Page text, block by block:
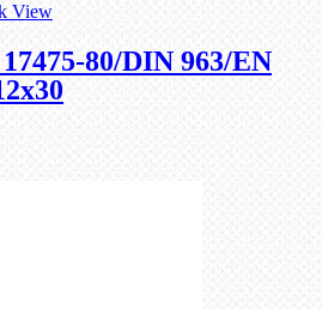
View
80/DIN 963/EN